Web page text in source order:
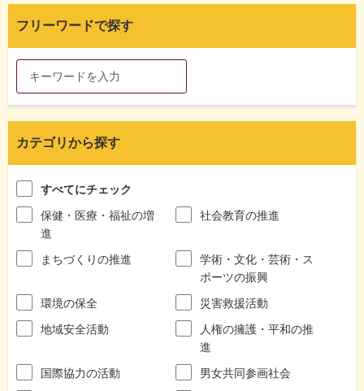
フリーワードで探す
カテゴリから探す
すべてにチェック
保健・医療・福祉の増
進
社会教育の推進
まちづくりの推進
学術・文化・芸術・ス
ポーツの振興
環境の保全
災害救援活動
地域安全活動
人権の擁護・平和の推
進
国際協力の活動
男女共同参画社会